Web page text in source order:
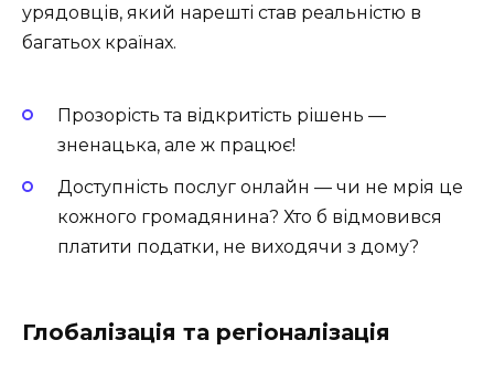
урядовців, який нарешті став реальністю в
багатьох країнах.
Прозорість та відкритість рішень —
зненацька, але ж працює!
Доступність послуг онлайн — чи не мрія це
кожного громадянина? Хто б відмовився
платити податки, не виходячи з дому?
Глобалізація та регіоналізація